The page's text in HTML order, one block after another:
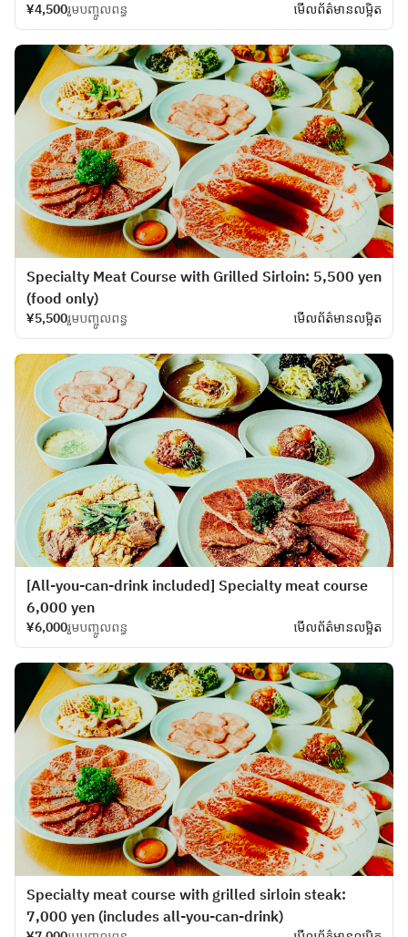
¥4,500រួមបញ្ចូលពន្ធ មើលព័ត៌មានលម្អិត
Specialty Meat Course with Grilled Sirloin: 5,500 yen
(food only)
¥5,500រួមបញ្ចូលពន្ធ មើលព័ត៌មានលម្អិត
[All-you-can-drink included] Specialty meat course
6,000 yen
¥6,000រួមបញ្ចូលពន្ធ មើលព័ត៌មានលម្អិត
Specialty meat course with grilled sirloin steak:
7,000 yen (includes all-you-can-drink)